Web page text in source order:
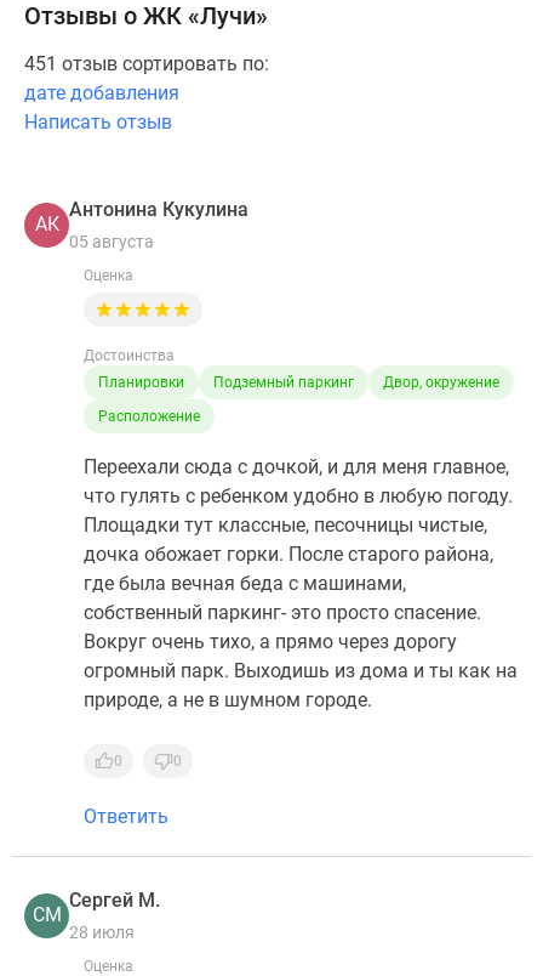
Отзывы о ЖК «Лучи»
451 отзыв сортировать по:
дате добавления
Написать отзыв
АК
Антонина Кукулина
05 августа
Оценка
Достоинства
Планировки
Подземный паркинг
Двор, окружение
Расположение
Переехали сюда с дочкой, и для меня главное,
что гулять с ребенком удобно в любую погоду.
Площадки тут классные, песочницы чистые,
дочка обожает горки. После старого района,
где была вечная беда с машинами,
собственный паркинг- это просто спасение.
Вокруг очень тихо, а прямо через дорогу
огромный парк. Выходишь из дома и ты как на
природе, а не в шумном городе.
0 0
Ответить
СМ
Сергей М.
28 июля
Оценка